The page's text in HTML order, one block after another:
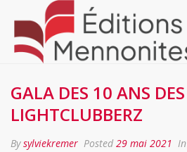
GALA DES 10 ANS DES
LIGHTCLUBBERZ
Bysylviekremer Posted 29 mai 2021 In